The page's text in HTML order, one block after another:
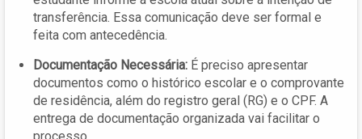
transferência. Essa comunicação deve ser formal e
feita com antecedência.
Documentação Necessária: É preciso apresentar
documentos como o histórico escolar e o comprovante
de residência, além do registro geral (RG) e o CPF. A
entrega de documentação organizada vai facilitar o
processo.